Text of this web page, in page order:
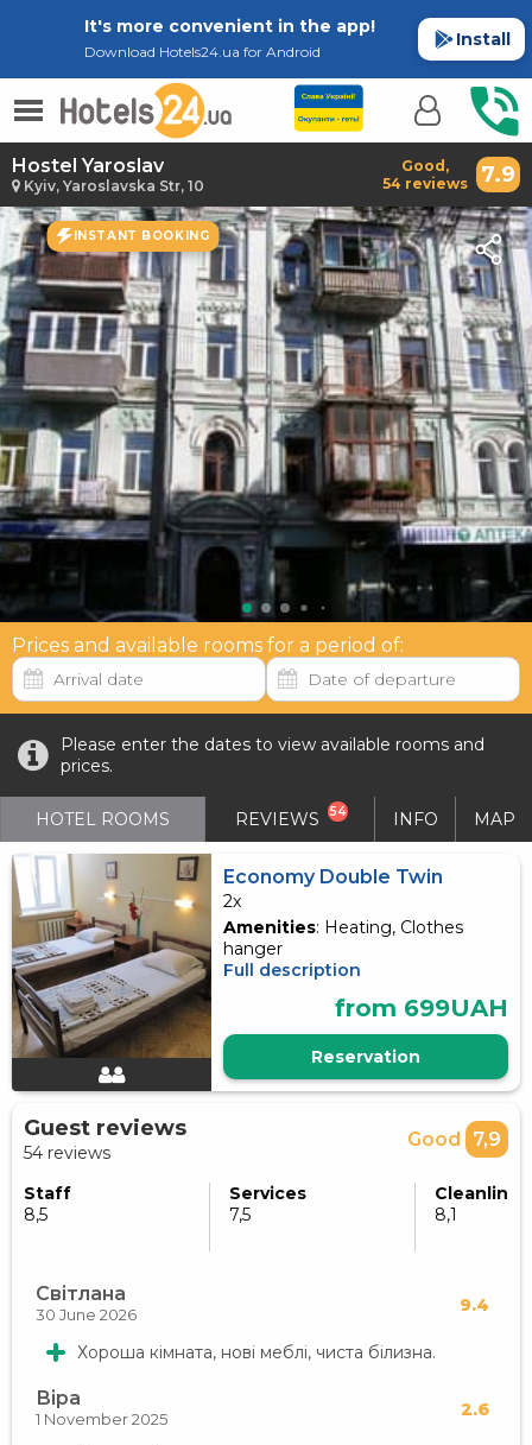
It's more convenient in the app!
Download Hotels24.ua for Android
Install
Hostel Yaroslav
Kyiv, Yaroslavska Str, 10
Good, 7.9
54 reviews
INSTANT BOOKING
Prices and available rooms for a period of:
Please enter the dates to view available rooms and
prices.
HOTEL ROOMS REVIEWS 54 INFO MAP
Economy Double Twin
2x
Amenities: Heating, Clothes
hanger
Full description
from 699UAH
Reservation
Guest reviews
54 reviews
Good 7,9
Staff
8,5
Services
7,5
8,1
Світлана 9.4
30 June 2026
Хороша кімната, нові меблі, чиста білизна.
Віра 2.6
1 November 2025